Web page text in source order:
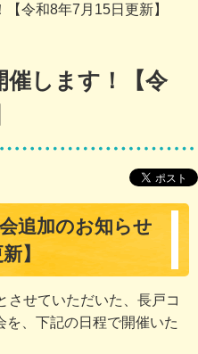
令和8年7月15日更新】
催します！【令
追加のお知らせ
】
させていただいた、長戸コ
を、下記の日程で開催いた